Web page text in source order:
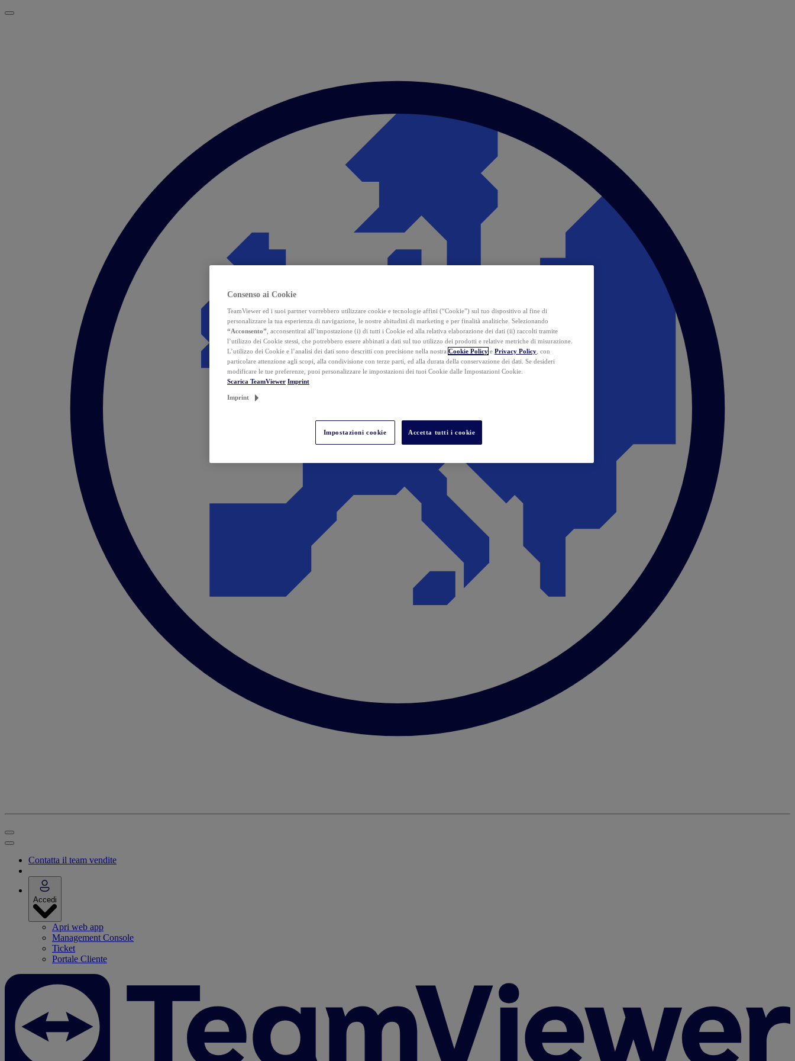
Contatta il team vendite
Accedi
Apri web app
Management Console
Ticket
Portale Cliente
Consenso ai Cookie
TeamViewer ed i suoi partner vorrebbero utilizzare cookie e tecnologie affini (“Cookie”) sul tuo dispositivo al fine di
personalizzare la tua esperienza di navigazione, le nostre abitudini di marketing e per finalità analitiche. Selezionando
“Acconsento” , acconsentirai all’impostazione (i) di tutti i Cookie ed alla relativa elaborazione dei dati (ii) raccolti tramite
l’utilizzo dei Cookie stessi, che potrebbero essere abbinati a dati sul tuo utilizzo dei prodotti e relative metriche di misurazione.
L’utilizzo dei Cookie e l’analisi dei dati sono descritti con precisione nella nostra Cookie Policy e Privacy Policy , con
particolare attenzione agli scopi, alla condivisione con terze parti, ed alla durata della conservazione dei dati. Se desideri
modificare le tue preferenze, puoi personalizzare le impostazioni dei tuoi Cookie dalle Impostazioni Cookie.
Scarica TeamViewer Imprint
Imprint
Impostazioni cookie Accetta tutti i cookie